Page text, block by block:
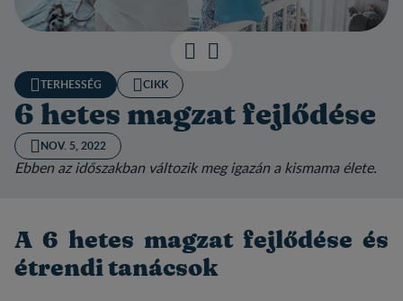
TERHESSÉG CIKK
6 hetes magzat fejlődése
NOV. 5, 2022
Ebben az időszakban változik meg igazán a kismama élete.
A 6 hetes magzat fejlődése és
étrendi tanácsok